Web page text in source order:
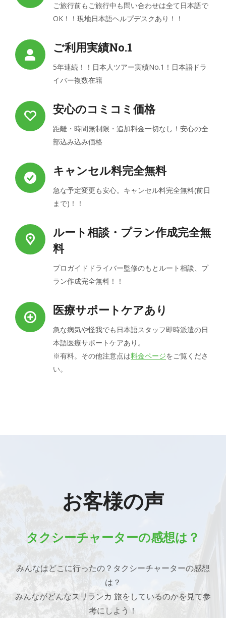
ご旅行前もご旅行中も問い合わせは全て日本語で
OK！！現地日本語ヘルプデスクあり！！
ご利用実績No.1
5年連続！！日本人ツアー実績No.1！日本語ドラ
イバー複数在籍
安心のコミコミ価格
距離・時間無制限・追加料金一切なし！安心の全
部込み込み価格
キャンセル料完全無料
急な予定変更も安心。キャンセル料完全無料(前日
まで)！！
ルート相談・プラン作成完全無
料
プロガイドドライバー監修のもとルート相談、プ
ラン作成完全無料！！
医療サポートケアあり
急な病気や怪我でも日本語スタッフ即時派遣の日
本語医療サポートケアあり。
※有料。その他注意点は料金ページをご覧くださ
い。
お客様の声
タクシーチャーターの感想は？
みんなはどこに行ったの？タクシーチャーターの感想
は？
みんながどんなスリランカ 旅をしているのかを見て参
考にしよう！